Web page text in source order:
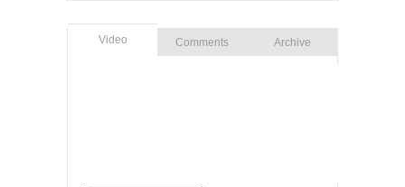
Video Comments Archive